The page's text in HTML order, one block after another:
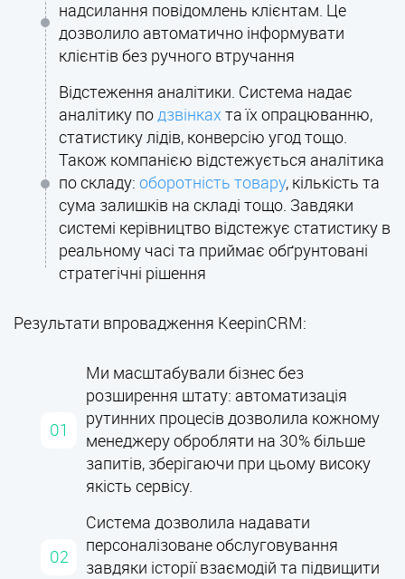
надсилання повідомлень клієнтам. Це
дозволило автоматично інформувати
клієнтів без ручного втручання
Відстеження аналітики. Система надає
аналітику подзвінках та їх опрацюванню,
статистику лідів, конверсію угод тощо.
Також компанією відстежується аналітика
по складу: оборотність товару, кількість та
сума залишків на складі тощо. Завдяки
системі керівництво відстежує статистику в
реальному часі та приймає обґрунтовані
стратегічні рішення
Результати впровадження KeepinCRM:
Ми масштабували бізнес без
розширення штату: автоматизація
рутинних процесів дозволила кожному
менеджеру обробляти на 30% більше
запитів, зберігаючи при цьому високу
якість сервісу.
Система дозволила надавати
персоналізоване обслуговування
завдяки історії взаємодій та підвищити